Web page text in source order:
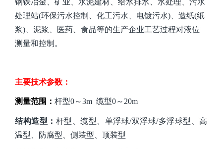
处理站(环保污水控制、化工污水、电镀污水)、造纸(纸
浆)、泥浆、医药、食品等的生产企业工艺过程对液位
测量和控制 。
主要技术参数：
测量范围： 杆型0～3m 缆型0～20m
结构造型： 杆型、缆型、单浮球/双浮球/多浮球型、高
温型、防腐型、侧装型、顶装型